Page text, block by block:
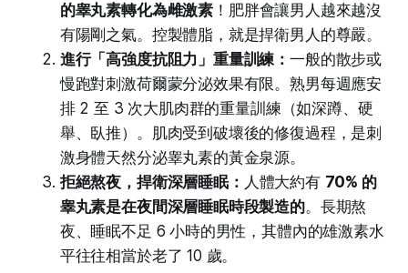
的睾丸素轉化為雌激素 ！肥胖會讓男人越來越沒
有陽剛之氣。控製體脂，就是捍衛男人的尊嚴。
進行「高強度抗阻力」重量訓練：一般的散步或
慢跑對刺激荷爾蒙分泌效果有限。熟男每週應安
排 2 至 3 次大肌肉群的重量訓練（如深蹲、硬
舉、臥推）。肌肉受到破壞後的修復過程，是刺
激身體天然分泌睾丸素的黃金泉源。
拒絕熬夜，捍衛深層睡眠： 人體大約有 70% 的
睾丸素是在夜間深層睡眠時段製造的。長期熬
夜、睡眠不足 6 小時的男性，其體內的雄激素水
平往往相當於老了 10 歲。